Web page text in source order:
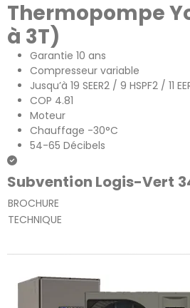
Thermopompe
à 3T)
Garantie 10 ans
Compresseur variable
Jusqu’à 19 SEER2 / 9 HSPF2 / 11
COP 4.81
Moteur
Chauffage -30°C
54-65 Décibels
Subvention Logis-Vert
BROCHURE
TECHNIQUE